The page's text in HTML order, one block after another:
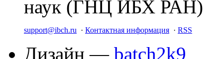
наук (ГНЦ ИБХ РАН)
support@ibch.ru · Контактная информация · RSS
Дизайн — batch2k9